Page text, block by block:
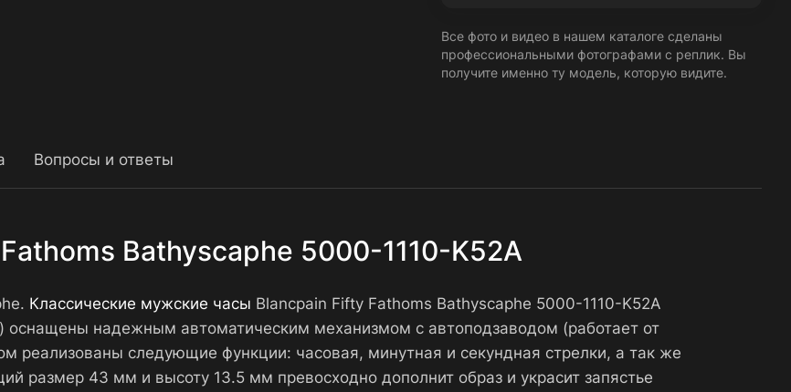
Все фото и видео в нашем каталоге сделаны
профессиональными фотографами с реплик. Вы
получите именно ту модель, которую видите.
Вопросы и ответы
Bathyscaphe 5000-1110-K52A
Классические мужские часы Blancpain Fifty Fathoms Bathyscaphe 5000-1110-K52A
оснащены надежным автоматическим механизмом с автоподзаводом (работает от
реализованы следующие функции: часовая, минутная и секундная стрелки, а так же
размер 43 мм и высоту 13.5 мм превосходно дополнит образ и украсит запястье